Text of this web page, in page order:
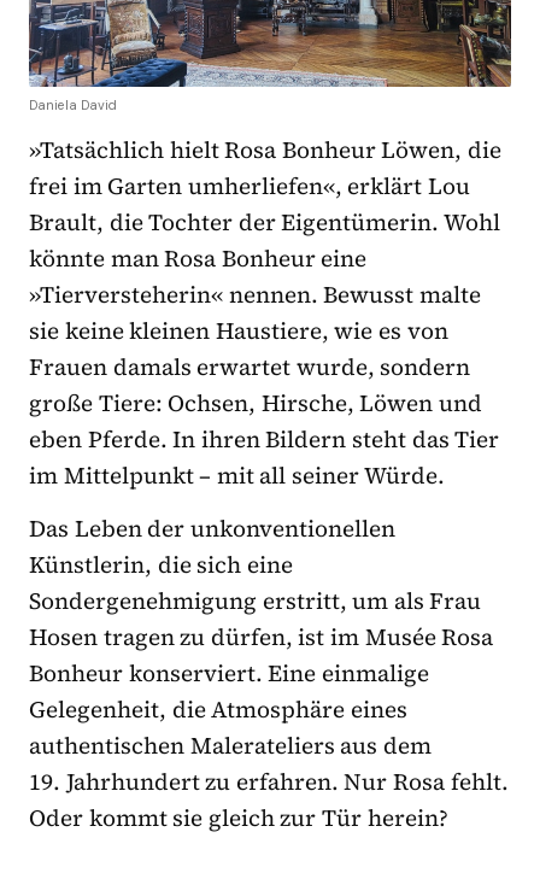
Daniela David
»Tatsächlich hielt Rosa Bonheur Löwen, die
frei im Garten umherliefen«, erklärt Lou
Brault, die Tochter der Eigentümerin. Wohl
könnte man Rosa Bonheur eine
»Tierversteherin« nennen. Bewusst malte
sie keine kleinen Haustiere, wie es von
Frauen damals erwartet wurde, sondern
große Tiere: Ochsen, Hirsche, Löwen und
eben Pferde. In ihren Bildern steht das Tier
im Mittelpunkt – mit all seiner Würde.
Das Leben der unkonventionellen
Künstlerin, die sich eine
Sondergenehmigung erstritt, um als Frau
Hosen tragen zu dürfen, ist im Musée Rosa
Bonheur konserviert. Eine einmalige
Gelegenheit, die Atmosphäre eines
authentischen Malerateliers aus dem
19. Jahrhundert zu erfahren. Nur Rosa fehlt.
Oder kommt sie gleich zur Tür herein?